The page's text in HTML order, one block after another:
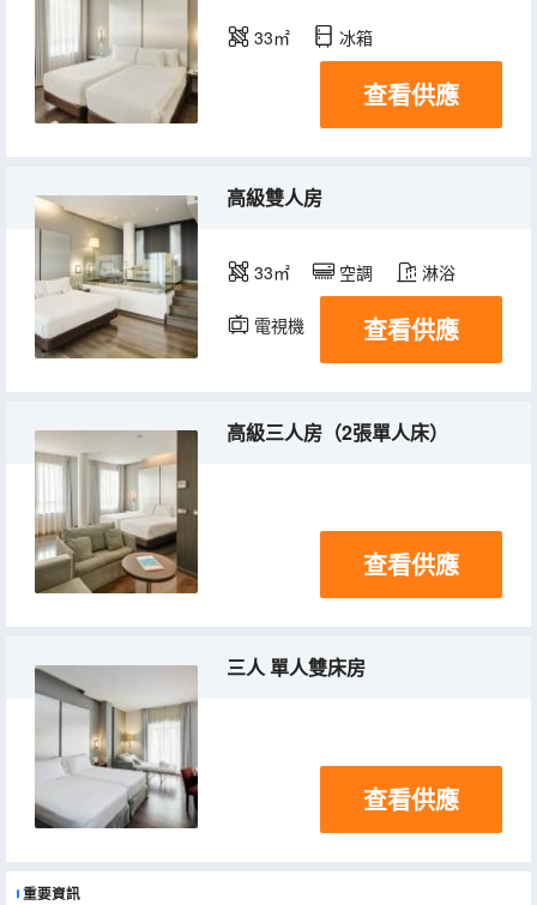
33㎡ 冰箱
查看供應
高級雙人房
33㎡ 空調 淋浴
電視機 冰箱
查看供應
高級三人房（2張單人床）
查看供應
三人 單人雙床房
查看供應
重要資訊